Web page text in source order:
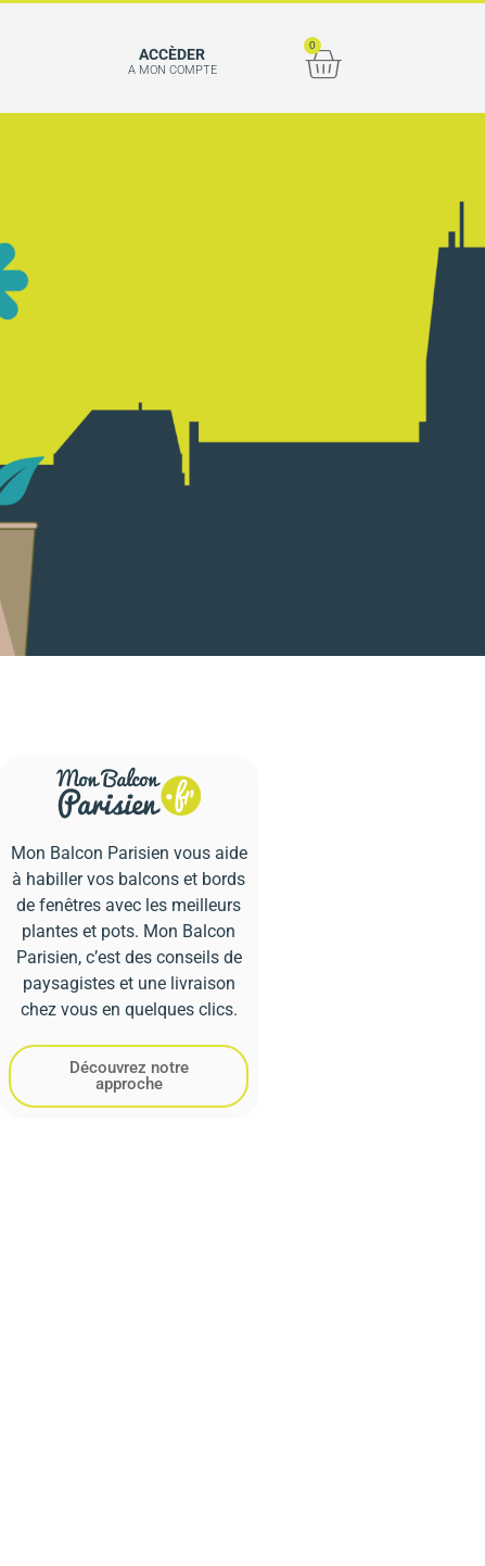
ACCÈDER
A MON COMPTE
0
Mon Balcon Parisien vous aide
à habiller vos balcons et bords
de fenêtres avec les meilleurs
plantes et pots. Mon Balcon
Parisien, c’est des conseils de
paysagistes et une livraison
chez vous en quelques clics.
Découvrez notre
approche